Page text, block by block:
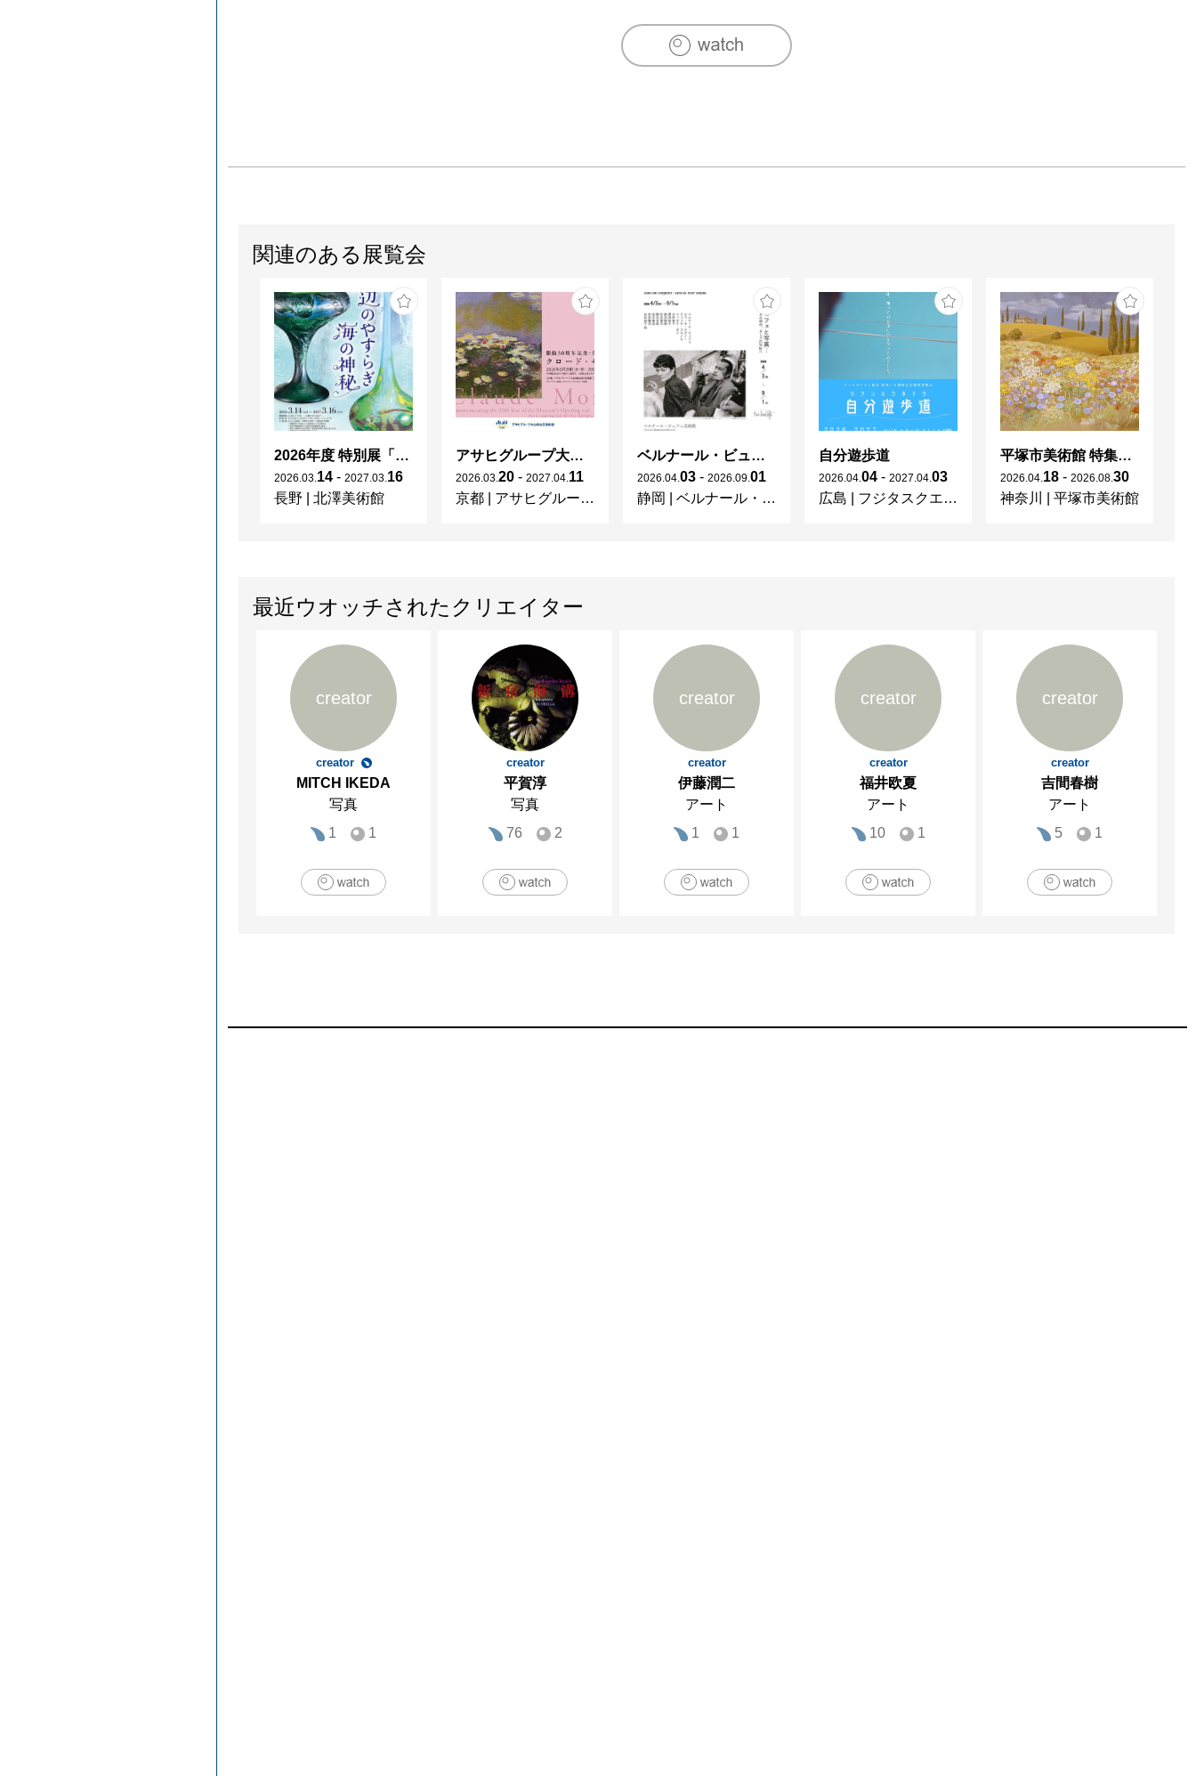
関連のある展覧会
2026年度 特別展「ガレとドーム、アール･ヌーヴォーのガラス 水辺のやすらぎ、海の神秘」
2026 03 14 - 2027 03 16
長野
北澤美術館
アサヒグループ大山崎山荘美術館 開館30周年記念展「没後100年 クロード・モネ」
2026 03 20 - 2027 04 11
京都
アサヒグループ大山崎山荘美術館
ベルナール・ビュフェと写真 ーカメラがとらえたビュフェとその時代、そして21 世紀へ
2026 04 03 - 2026 09 01
静岡
ベルナール・ビュフェ美術館
自分遊歩道
2026 04 04 - 2027 04 03
広島
フジタスクエアまるくる大野
平塚市美術館 特集展 花の表現、その多様性／特別展示 新収蔵品展
2026 04 18 - 2026 08 30
神奈川
平塚市美術館
最近ウオッチされたクリエイター
creator
creator
MITCH IKEDA
写真
1
1
creator
平賀淳
写真
76
2
creator
creator
伊藤潤二
アート
1
1
creator
creator
福井欧夏
アート
10
1
creator
creator
吉間春樹
アート
5
1